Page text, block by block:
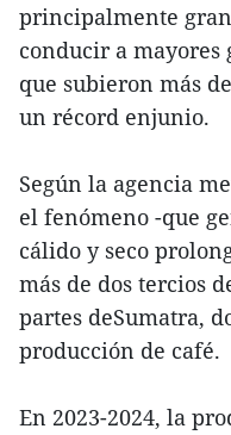
principalmente
conducir a mayores
que subieron más
un récord enjunio.
Según la agencia
el fenómeno -que
cálido y seco
más de dos tercios
partes deSumatra,
producción de café.
En 2023-2024, la